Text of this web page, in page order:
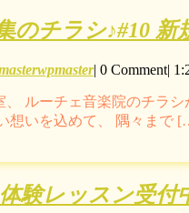
のチラシ♪#10 新
wpmaster| 0 Comment|
ルーチェ音楽院のチラ
想いを込めて、 隅々まで
験レッスン受付